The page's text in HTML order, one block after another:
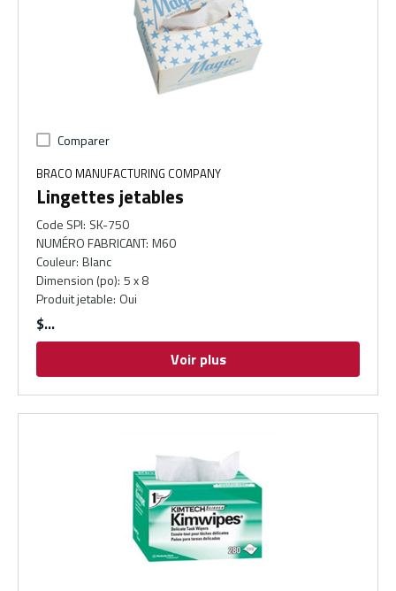
Comparer
BRACO MANUFACTURING COMPANY
Lingettes jetables
Code SPI: SK-750
NUMÉRO FABRICANT: M60
Couleur: Blanc
Dimension (po): 5 x 8
Produit jetable: Oui
$
Voir plus